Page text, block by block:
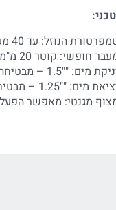
הנוזל: עד 40 מעלות צלזיוס – מתאימה לטמפרטורות עבודה נפוצות
חופשי: קוטר 20 מ"מ – מאפשר פינוי של שפכים עם חלקיקים קטנים
מים: ""1.5 – מבטיחה שאיבה חזקה ויעילה
מים: ""1.25 – מבטיחה זרימה חלקה של שפכים
מגנטי: מאפשר